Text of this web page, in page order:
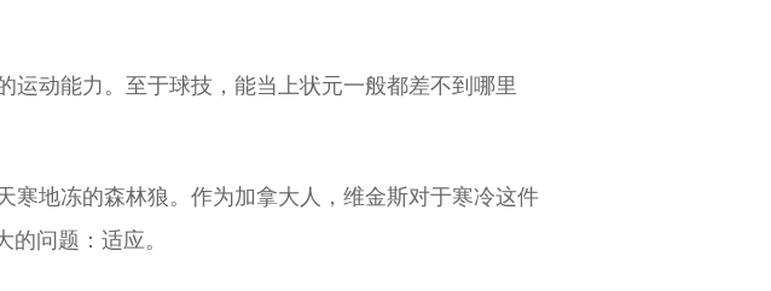
动能力。至于球技，能当上状元一般都差不到哪里
寒地冻的森林狼。作为加拿大人，维金斯对于寒冷这件
问题：适应。